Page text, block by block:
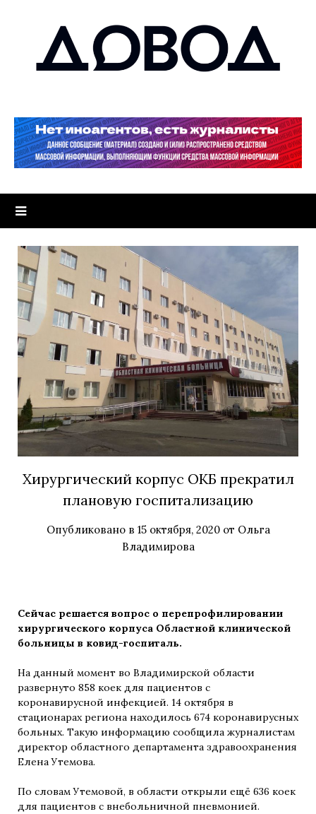
Хирургический корпус ОКБ прекратил
плановую госпитализацию
Опубликовано в 15 октября, 2020от Ольга
Владимирова
Сейчас решается вопрос о перепрофилировании
хирургического корпуса Областной клинической
больницы в ковид-госпиталь.
На данный момент во Владимирской области
развернуто 858 коек для пациентов с
коронавирусной инфекцией. 14 октября в
стационарах региона находилось 674 коронавирусных
больных. Такую информацию сообщила журналистам
директор областного департамента здравоохранения
Елена Утемова.
По словам Утемовой, в области открыли ещё 636 коек
для пациентов с внебольничной пневмонией.